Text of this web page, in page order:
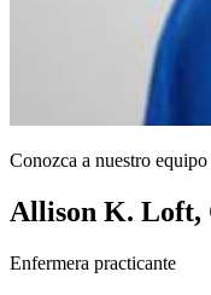
Conozca a nuestro equipo
Allison K. Loft,
Enfermera practicante